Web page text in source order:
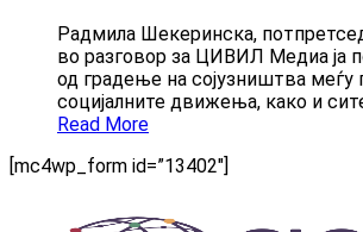
Радмила Шекеринска,
во разговор за ЦИВИЛ Медиа ја
од градење на сојузништва меѓу
социјалните движења, како и
Read More
[mc4wp_form id=”13402″]